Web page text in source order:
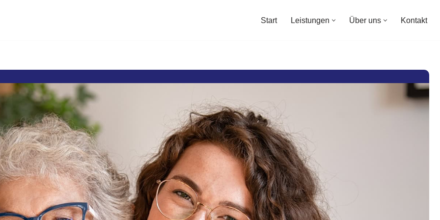
Start Leistungen Über uns Kontakt